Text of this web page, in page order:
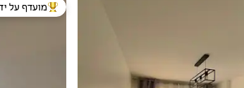
מוביל בקרב
מועדף על